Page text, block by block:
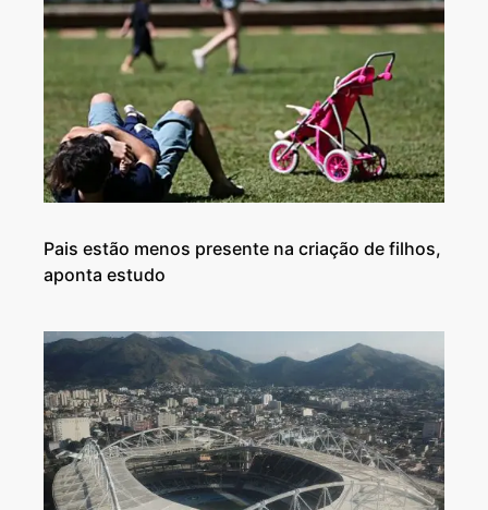
Pais estão menos presente na criação de filhos,
aponta estudo